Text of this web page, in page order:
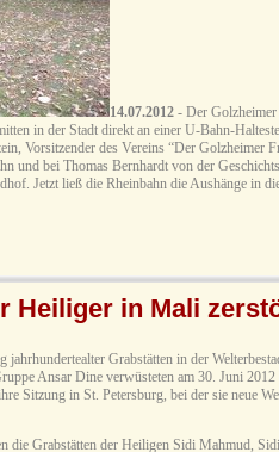
14.07.2012 - Der
in der Stadt direkt an einer U-Bahn-
Vorsitzender des Vereins “Der Golzheimer
und bei Thomas Bernhardt von der
Jetzt ließ die Rheinbahn die Aushänge in
Heiliger in Mali
jahrhundertealter Grabstätten in der
Ansar Dine verwüsteten am 30. Juni
Sitzung in St. Petersburg, bei der sie neue
die Grabstätten der Heiligen Sidi Mahmud,